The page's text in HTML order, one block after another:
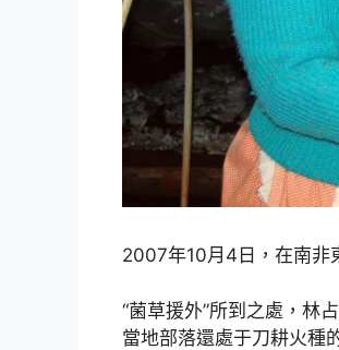
2007年10月4日，在南非
“菌草援外”所到之處，林
當地部落還處于刀耕火種